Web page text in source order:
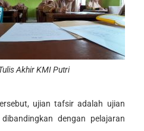
Akhir KMI Putri
ujian tafsir adalah ujian
dengan pelajaran